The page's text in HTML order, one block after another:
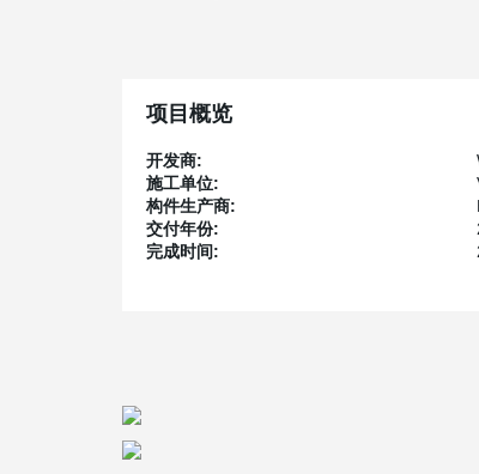
项目概览
开发商:
施工单位:
构件生产商:
交付年份:
完成时间: